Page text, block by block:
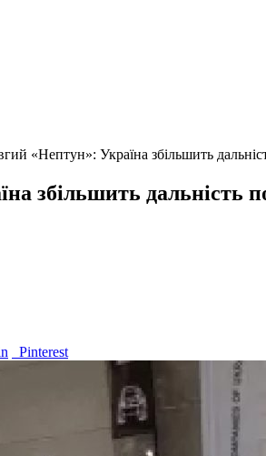
«Нептун»: Україна збільшить
збільшить дальність
Pinterest